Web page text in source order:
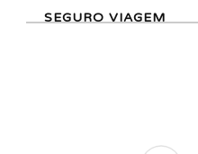
SEGURO VIAGEM